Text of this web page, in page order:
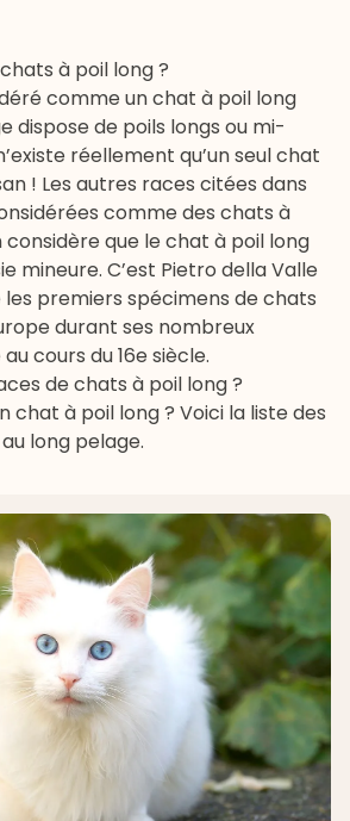
à poil long ?
comme un chat à poil long
dispose de poils longs ou mi-
réellement qu’un seul chat
! Les autres races citées dans
comme des chats à
considère que le chat à poil long
mineure. C’est Pietro della Valle
premiers spécimens de chats
durant ses nombreux
cours du 16e siècle.
de chats à poil long ?
chat à poil long ? Voici la liste des
long pelage.